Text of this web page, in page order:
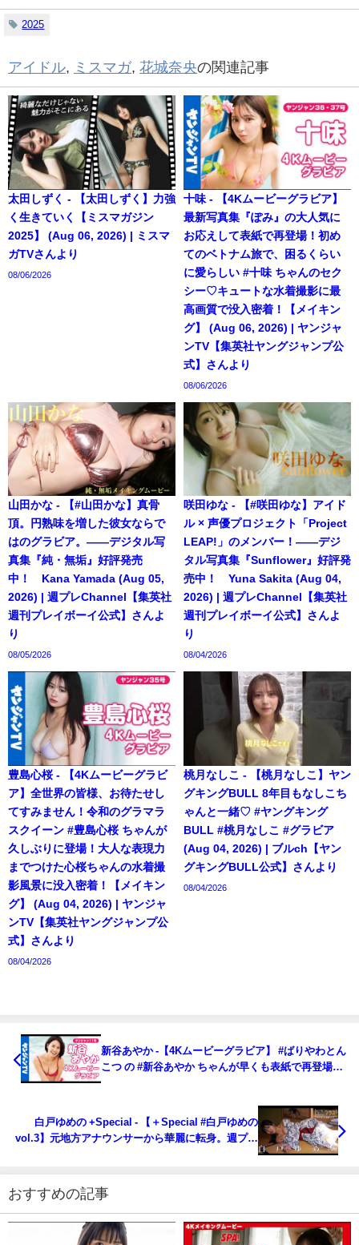
2025
アイドル, ミスマガ, 花城奈央の関連記事
太田しずく - 【太田しずく】力強
く生きていく【ミスマガジン
2025】 (Aug 06, 2026) | ミスマ
ガTVさんより
08/06/2026
十味 - 【4Kムービーグラビア】
最新写真集『ぽみ』の大人気に
お応えして表紙で再登場！初め
てのベトナム旅で、困るくらい
に愛らしい #十味 ちゃんのセク
シー♡キュートな水着撮影に最
高画質で没入密着！【メイキン
グ】 (Aug 06, 2026) | ヤンジャ
ンTV【集英社ヤングジャンプ公
式】さんより
08/06/2026
山田かな - 【#山田かな】真骨
頂。円熟味を増した彼女ならで
はのグラビア。――デジタル写
真集『純・無垢』好評発売
中！ Kana Yamada (Aug 05,
2026) | 週プレChannel【集英社
週刊プレイボーイ公式】さんよ
り
08/05/2026
咲田ゆな - 【#咲田ゆな】アイド
ル × 声優プロジェクト「Project
LEAP!」のメンバー！――デジ
タル写真集『Sunflower』好評発
売中！ Yuna Sakita (Aug 04,
2026) | 週プレChannel【集英社
週刊プレイボーイ公式】さんよ
り
08/04/2026
豊島心桜 - 【4Kムービーグラビ
ア】全世界の皆様、お待たせし
てすみません！令和のグラマラ
スクイーン #豊島心桜 ちゃんが
久しぶりに登場！大人な表現力
までつけた心桜ちゃんの水着撮
影風景に没入密着！【メイキン
グ】 (Aug 04, 2026) | ヤンジャ
ンTV【集英社ヤングジャンプ公
式】さんより
08/04/2026
桃月なしこ - 【桃月なしこ】ヤン
グキングBULL 8年目もなしこち
ゃんと一緒♡ #ヤングキング
BULL #桃月なしこ #グラビア
(Aug 04, 2026) | ブルch【ヤン
グキングBULL公式】さんより
08/04/2026
新谷あやか -【4Kムービーグラビア】 #ばりやわとん
こつ の #新谷あやか ちゃんが早くも表紙で再登場！
イキング】（2025年02月13日） | ヤンジャンTV【集
英社ヤングジャンプ公式】さんより
白戸ゆめの +Special - 【＋Special #白戸ゆめの
vol.3】元地方アナウンサーから華麗に転身。週プレ
14日） | 週プレChannel【集英社 週刊プレイボーイ
おすすめの記事